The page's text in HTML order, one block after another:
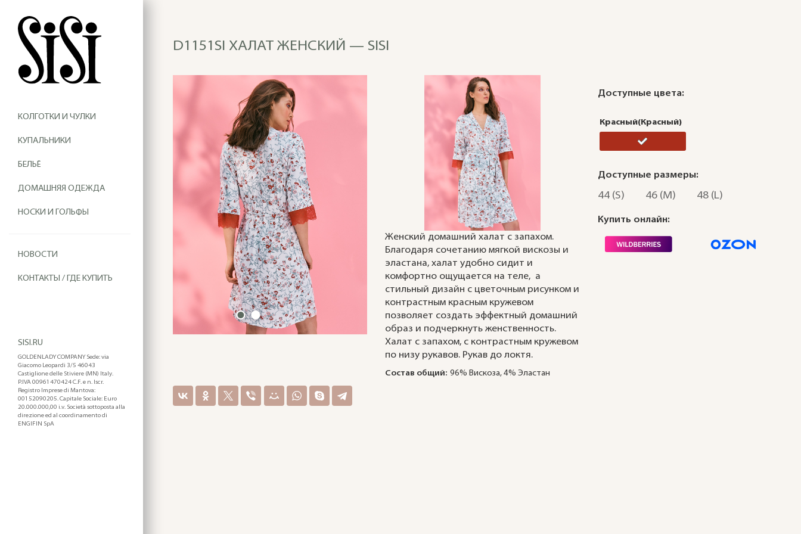
КОЛГОТКИ И ЧУЛКИ
КУПАЛЬНИКИ
БЕЛЬЁ
ДОМАШНЯЯ ОДЕЖДА
НОСКИ И ГОЛЬФЫ
НОВОСТИ
КОНТАКТЫ / ГДЕ КУПИТЬ
SISI.RU
GOLDENLADY COMPANY Sede: via
Giacomo Leopardi 3/5 46043
Castiglione delle Stiviere (MN) Italy.
P.IVA 00961470424 C.F. e n. Iscr.
Registro Imprese di Mantova:
00152090205. Capitale Sociale: Euro
20.000.000,00 i.v. Società sottoposta alla
direzione ed al coordinamento di
ENGIFIN SpA
D1151SI ХАЛАТ ЖЕНСКИЙ — SISI
Женский домашний халат с запахом.
Благодаря сочетанию мягкой вискозы и
эластана, халат удобно сидит и
комфортно ощущается на теле, а
стильный дизайн с цветочным рисунком и
контрастным красным кружевом
позволяет создать эффектный домашний
образ и подчеркнуть женственность.
Халат с запахом, с контрастным кружевом
по низу рукавов. Рукав до локтя.
Состав общий: 96% Вискоза, 4% Эластан
Доступные цвета:
Красный(Красный)
Доступные размеры:
44 (S) 46 (M) 48 (L)
Купить онлайн: